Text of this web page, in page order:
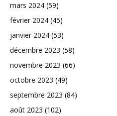
mars 2024 (59)
février 2024 (45)
janvier 2024 (53)
décembre 2023 (58)
novembre 2023 (66)
octobre 2023 (49)
septembre 2023 (84)
août 2023 (102)